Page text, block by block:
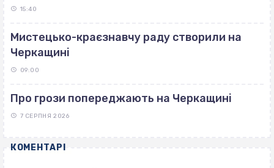
15:40
Мистецько-краєзнавчу раду створили на
Черкащині
09:00
Про грози попереджають на Черкащині
7 СЕРПНЯ 2026
КОМЕНТАРІ